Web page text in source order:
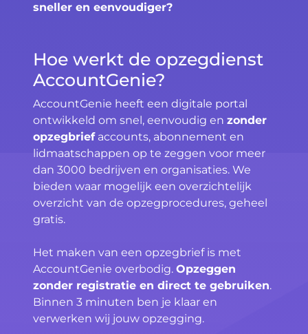
sneller en eenvoudiger?
Hoe werkt de opzegdienst
AccountGenie?
AccountGenie heeft een digitale portal
ontwikkeld om snel, eenvoudig en zonder
opzegbriefaccounts, abonnement en
lidmaatschappen op te zeggen voor meer
dan 3000 bedrijven en organisaties. We
bieden waar mogelijk een overzichtelijk
overzicht van de opzegprocedures, geheel
gratis.
Het maken van een opzegbrief is met
AccountGenie overbodig. Opzeggen
zonder registratie en direct te gebruiken.
Binnen 3 minuten ben je klaar en
verwerken wij jouw opzegging.